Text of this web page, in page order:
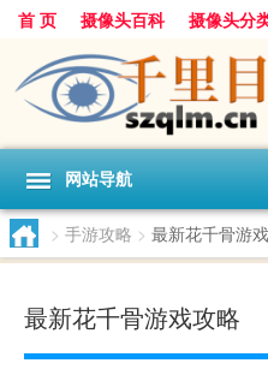
首 页 摄像头百科 摄像头分
网站导航
> 手游攻略 > 最新花千骨游
最新花千骨游戏攻略